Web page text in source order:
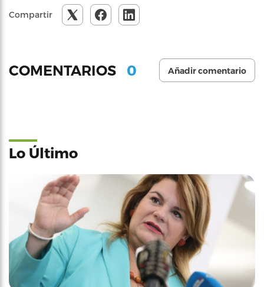
Compartir
COMENTARIOS 0 Añadir comentario
Lo Último